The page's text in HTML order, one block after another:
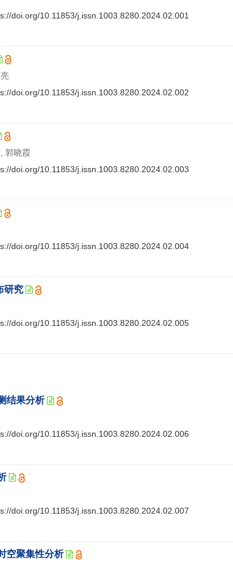
doi.org/10.11853/j.issn.1003.8280.2024.02.001
doi.org/10.11853/j.issn.1003.8280.2024.02.002
郭晓霞
doi.org/10.11853/j.issn.1003.8280.2024.02.003
doi.org/10.11853/j.issn.1003.8280.2024.02.004
研究
doi.org/10.11853/j.issn.1003.8280.2024.02.005
结果分析
doi.org/10.11853/j.issn.1003.8280.2024.02.006
doi.org/10.11853/j.issn.1003.8280.2024.02.007
空聚集性分析